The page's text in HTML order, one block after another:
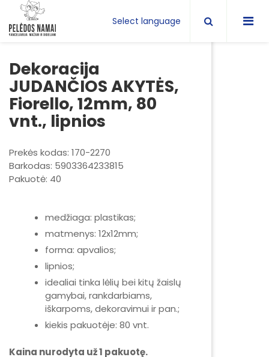
Select language
Dekoracija
JUDANČIOS AKYTĖS,
Fiorello, 12mm, 80
vnt., lipnios
Prekės kodas: 170-2270
Barkodas: 5903364233815
Pakuotė: 40
medžiaga: plastikas;
matmenys: 12x12mm;
forma: apvalios;
lipnios;
idealiai tinka lėlių bei kitų žaislų
gamybai, rankdarbiams,
iškarpoms, dekoravimui ir pan.;
kiekis pakuotėje: 80 vnt.
Kaina nurodyta už 1 pakuotę.